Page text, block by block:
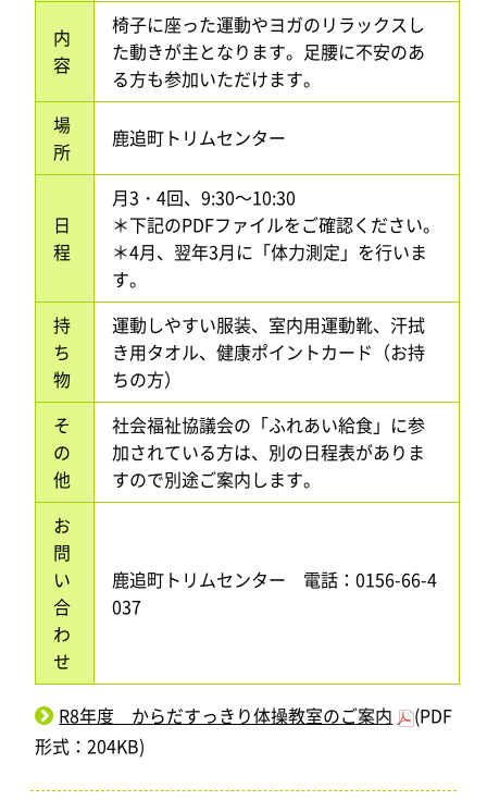
内
容
椅子に座った運動やヨガのリラックスし
た動きが主となります。足腰に不安のあ
る方も参加いただけます。
場
所
鹿追町トリムセンター
日
程
月3・4回、9:30～10:30
＊下記のPDFファイルをご確認ください。
＊4月、翌年3月に「体力測定」を行いま
す。
持
ち
物
運動しやすい服装、室内用運動靴、汗拭
き用タオル、健康ポイントカード（お持
ちの方）
そ
の
他
社会福祉協議会の「ふれあい給食」に参
加されている方は、別の日程表がありま
すので別途ご案内します。
お
問
い
合
わ
せ
鹿追町トリムセンター 電話：0156-66-4
037
R8年度 からだすっきり体操教室のご案内
(PDF
形式：204KB)